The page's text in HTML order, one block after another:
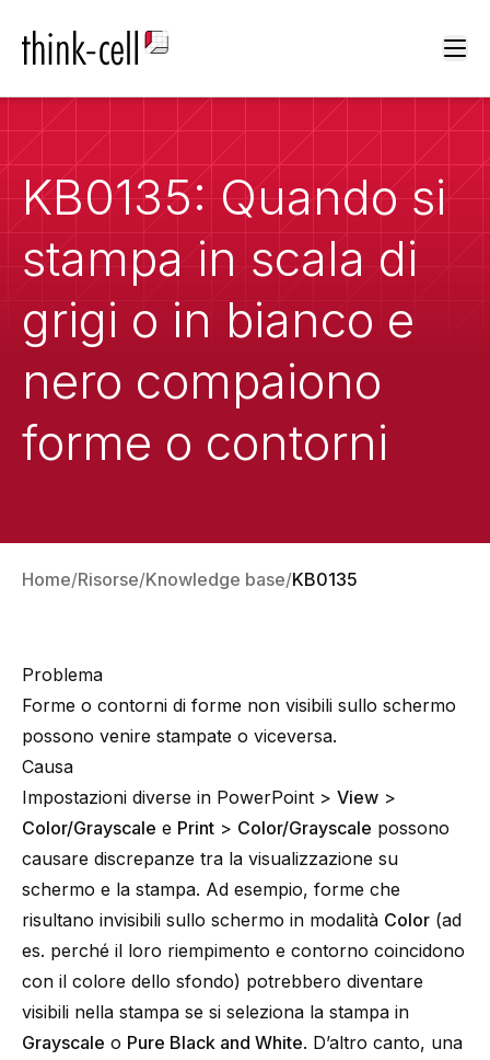
KB0135: Quando si
stampa in scala di
grigi o in bianco e
nero compaiono
forme o contorni
Home Risorse Knowledge base KB0135
Problema
Forme o contorni di forme non visibili sullo schermo
possono venire stampate o viceversa.
Causa
Impostazioni diverse in PowerPoint > View >
Color/Grayscale e Print > Color/Grayscale possono
causare discrepanze tra la visualizzazione su
schermo e la stampa. Ad esempio, forme che
risultano invisibili sullo schermo in modalità Color (ad
es. perché il loro riempimento e contorno coincidono
con il colore dello sfondo) potrebbero diventare
visibili nella stampa se si seleziona la stampa in
Grayscale o Pure Black and White. D’altro canto, una